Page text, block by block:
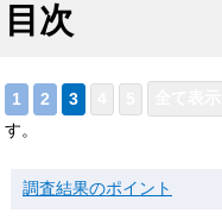
目次
す。
調査結果のポイント